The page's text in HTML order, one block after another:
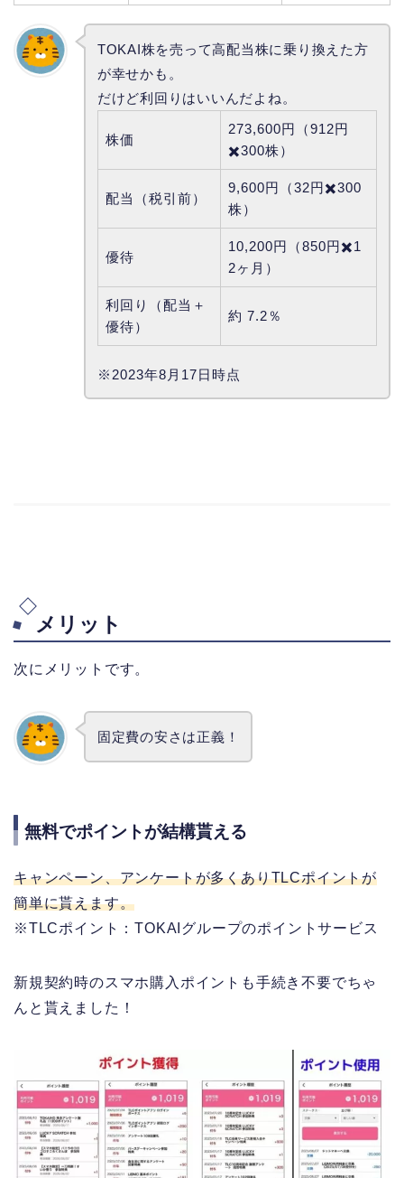
TOKAI株を売って高配当株に乗り換えた方
が幸せかも。
だけど利回りはいいんだよね。
株価
273,600円（912円
✖️300株）
配当（税引前）
9,600円（32円✖️300
株）
優待
10,200円（850円✖️1
2ヶ月）
利回り（配当＋
優待）
約 7.2％
※2023年8月17日時点
メリット
次にメリットです。
固定費の安さは正義！
無料でポイントが結構貰える
キャンペーン、アンケートが多くありTLCポイントが
簡単に貰えます。
※TLCポイント：TOKAIグループのポイントサービス
新規契約時のスマホ購入ポイントも手続き不要でちゃ
んと貰えました！